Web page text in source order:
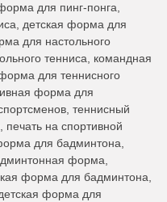
для пинг-понга,
детская форма для
для настольного
тенниса, командная
для теннисного
форма для
теннисный
на спортивной
для бадминтона,
форма,
форма для бадминтона,
форма для